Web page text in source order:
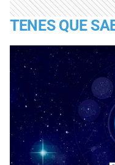
TENES QUE